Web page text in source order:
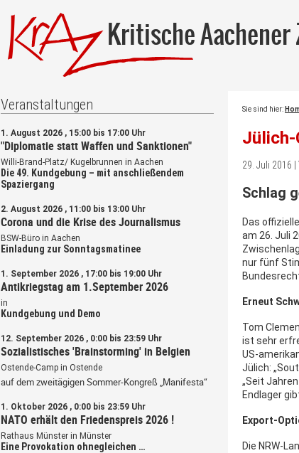
Kritische
Sie sind hier:
Jülich-
29. Juli 2016
Schlag
Das
am 26. Juli
nur fünf
Erneut
Tom
ist sehr
US-
Jülich:
„Seit
Endlager
Export-
Die NRW-
Veranstaltungen
1. August 2026 , 15:00 bis 17:00 Uhr
"Diplomatie statt Waffen und Sanktionen"
Willi-Brand-Platz/ Kugelbrunnen in Aachen
Die 49. Kundgebung – mit anschließendem
Spaziergang
2. August 2026 , 11:00 bis 13:00 Uhr
Corona und die Krise des Journalismus
BSW-Büro in Aachen
Einladung zur Sonntagsmatinee
1. September 2026 , 17:00 bis 19:00 Uhr
Antikriegstag am 1.September 2026
in
Kundgebung und Demo
12. September 2026 , 0:00 bis 23:59 Uhr
Sozialistisches 'Brainstorming' in Belgien
Ostende-Camp in Ostende
auf dem zweitägigen Sommer-Kongreß „Manifesta“
1. Oktober 2026 , 0:00 bis 23:59 Uhr
NATO erhält den Friedenspreis 2026 !
Rathaus Münster in Münster
Eine Provokation ohnegleichen …